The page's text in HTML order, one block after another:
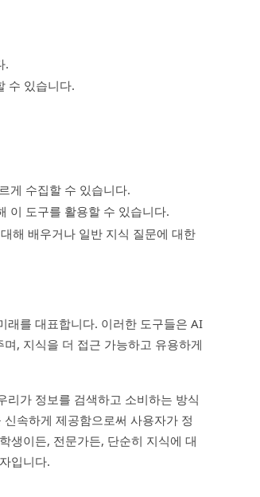
.
수 있습니다.
게 수집할 수 있습니다.
이 도구를 활용할 수 있습니다.
해 배우거나 일반 지식 질문에 대한
래를 대표합니다. 이러한 도구들은 AI
, 지식을 더 접근 가능하고 유용하게
가 정보를 검색하고 소비하는 방식
속하게 제공함으로써 사용자가 정
생이든, 전문가든, 단순히 지식에 대
입니다.